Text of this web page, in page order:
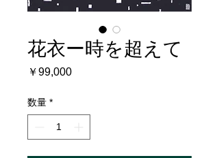
花衣ー時を超えて
￥99,000価
数量 *